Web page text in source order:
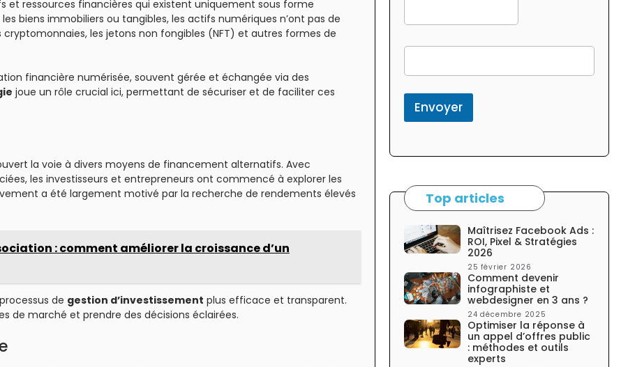
et ressources financières qui existent uniquement sous forme
biens immobiliers ou tangibles, les actifs numériques n’ont pas de
les jetons non fongibles (NFT) et autres formes de
financière numérisée, souvent gérée et échangée via des
joue un rôle crucial ici, permettant de sécuriser et de faciliter ces
la voie à divers moyens de financement alternatifs. Avec
les investisseurs et entrepreneurs ont commencé à explorer les
a été largement motivé par la recherche de rendements élevés
: comment améliorer la croissance d’un
de gestion d’investissement plus efficace et transparent.
de marché et prendre des décisions éclairées.
f
r
m
o
n
e
l
a
é
r
l
e
Envoyer
Top articles
Maîtrisez Facebook Ads :
ROI, Pixel & Stratégies
2026
25 février 2026
Comment devenir
infographiste et
webdesigner en 3 ans ?
24 décembre 2025
Optimiser la réponse à
un appel d’offres public
: méthodes et outils
experts